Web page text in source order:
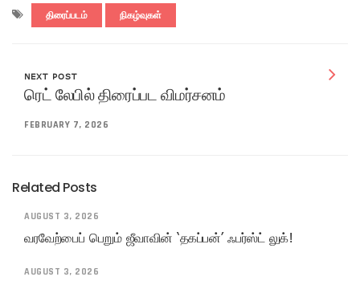
திரைப்படம் நிகழ்வுகள்
NEXT POST
ரெட் லேபில் திரைப்பட விமர்சனம்
FEBRUARY 7, 2026
Related Posts
AUGUST 3, 2026
வரவேற்பைப் பெறும் ஜீவாவின் ‘தகப்பன்’ ஃபர்ஸ்ட் லுக்!
AUGUST 3, 2026